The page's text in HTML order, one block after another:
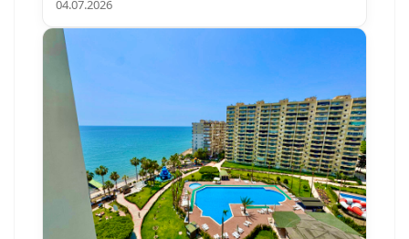
04.07.2026